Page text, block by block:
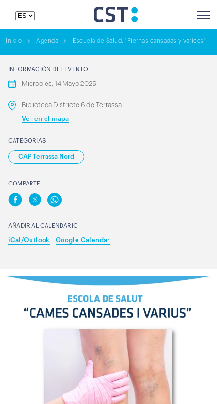
Inicio Agenda Escuela de Salud. "Piernas cansadas y varices"
INFORMACIÓN DEL EVENTO
Miércoles, 14 Mayo 2025
Biblioteca Districte 6 de Terrassa
Ver en el mapa
CATEGORIAS
CAP Terrassa Nord
COMPARTE
AÑADIR AL CALENDARIO
iCal/Outlook Google Calendar